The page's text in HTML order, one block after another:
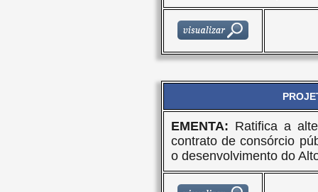
EMENTA: Ratifica a
contrato de consórcio
o desenvolvimento do